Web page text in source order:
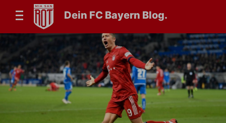
Dein FC Bayern Blog.